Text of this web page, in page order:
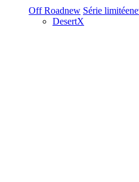
Off Roadnew Série limitée
DesertX